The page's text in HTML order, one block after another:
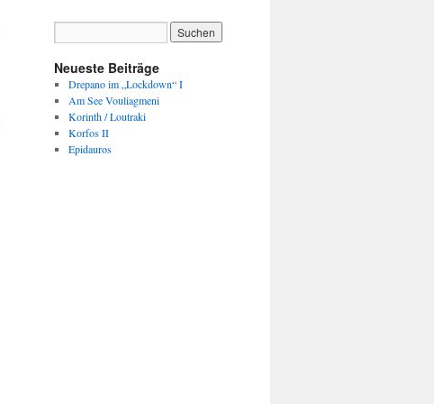
Neueste Beiträge
Drepano im „Lockdown“ I
Am See Vouliagmeni
Korinth / Loutraki
Korfos II
Epidauros